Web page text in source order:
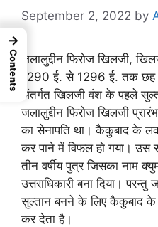
September 2, 2022 by
जलालुद्दीन फिरोज खिलजी,
1290 ई. से 1296 ई. तक छह
अंतर्गत खिलजी वंश के पहले
जलालुद्दीन फिरोज खिलजी
का सेनापति था। कैकुबाद के
कर पाने में विफल हो गया। उस
तीन वर्षीय पुत्र जिसका नाम
उत्तराधिकारी बना दिया।
सुल्तान बनने के लिए कैकुबाद के
कर देता है।
→
Contents